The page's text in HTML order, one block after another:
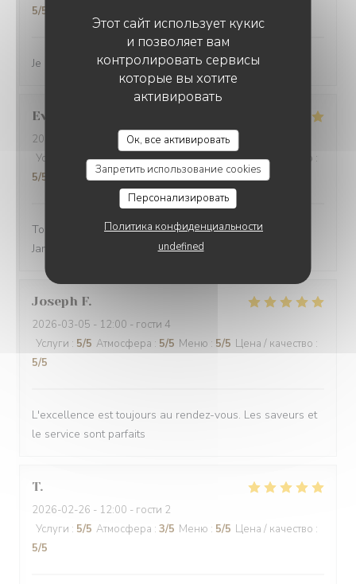
Этот сайт использует кукис
и позволяет вам
контролировать сервисы
которые вы хотите
активировать
Ок, все активировать
Запретить использование cookies
Персонализировать
Политика конфиденциальности
undefined
5/5
Je recommande vivement ce restaurant
Evelyne
2026-03-01
- 12:30 - гости 2
Услуги
/5 Атмосфера:3/5 Меню:5/5 Цена / качество :
5/5
Toujours un excellent accueil. Bon rapport qualité prix.
Jamais déçue
Joseph F
2026-03-05 - 12:00 - гости 4
Услуги : 5/5 Атмосфера : 5/5 Меню : 5/5 Цена / качество :
5/5
L'excellence est toujours au rendez-vous. Les saveurs et
le service sont parfaits
T
2026-02-26 - 12:00 - гости 2
Услуги : 5/5 Атмосфера : 3/5 Меню : 5/5 Цена / качество :
5/5